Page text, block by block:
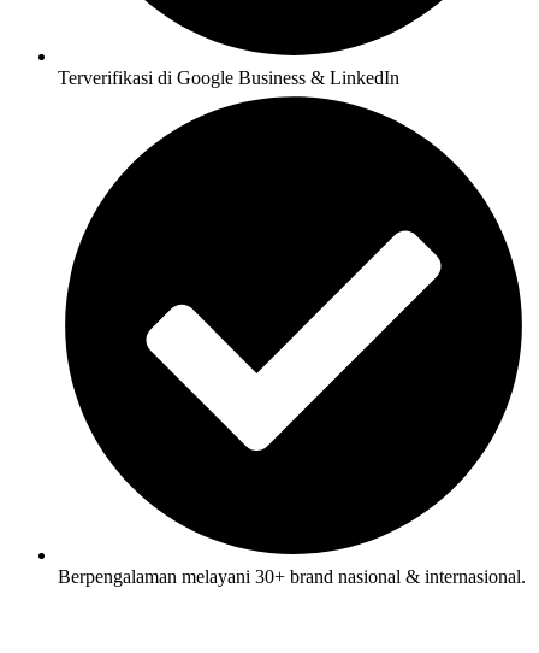
Terverifikasi di Google Business & LinkedIn
Berpengalaman melayani 30+ brand nasional & internasional.